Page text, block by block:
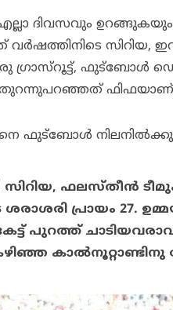
ദിവസവും
സിറിയ,
ഗ്രാസ്‌റൂട്ട്, ഫുട്‌ബോള്‍
തുറന്നുപറഞ്ഞത്
ഫുട്‌ബോള്‍
ഫലസ്തീന്‍
പ്രായം 27.
പുറത്ത്
കാല്‍നൂറ്റാണ്ടിനു